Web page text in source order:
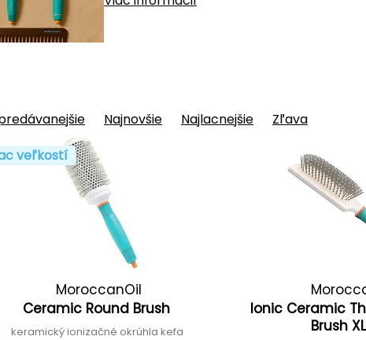
Najnovšie Najlacnejšie Zľava
veľkostí
MoroccanOil
Ceramic Round Brush
keramický ionizačné okrúhla kefa
Ionic Ceramic
Brush